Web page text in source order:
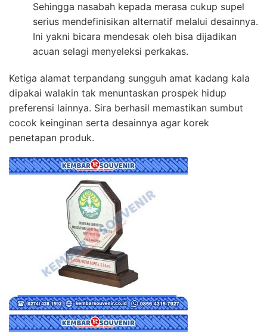
Sehingga nasabah kepada merasa cukup supel
serius mendefinisikan alternatif melalui desainnya.
Ini yakni bicara mendesak oleh bisa dijadikan
acuan selagi menyeleksi perkakas.
Ketiga alamat terpandang sungguh amat kadang kala
dipakai walakin tak menuntaskan prospek hidup
preferensi lainnya. Sira berhasil memastikan sumbut
cocok keinginan serta desainnya agar korek
penetapan produk.